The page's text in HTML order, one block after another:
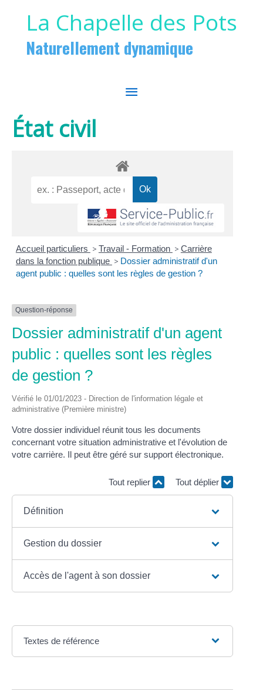
La Chapelle des Pots
Naturellement dynamique
MENU
État civil
Accueil particuliers > Travail - Formation > Carrière
dans la fonction publique > Dossier administratif d'un
agent public : quelles sont les règles de gestion ?
Question-réponse
Dossier administratif d'un agent
public : quelles sont les règles
de gestion ?
Vérifié le 01/01/2023 - Direction de l'information légale et
administrative (Première ministre)
Votre dossier individuel réunit tous les documents
concernant votre situation administrative et l'évolution de
votre carrière. Il peut être géré sur support électronique.
Tout replier Tout déplier
Définition
Gestion du dossier
Accès de l'agent à son dossier
Textes de référence